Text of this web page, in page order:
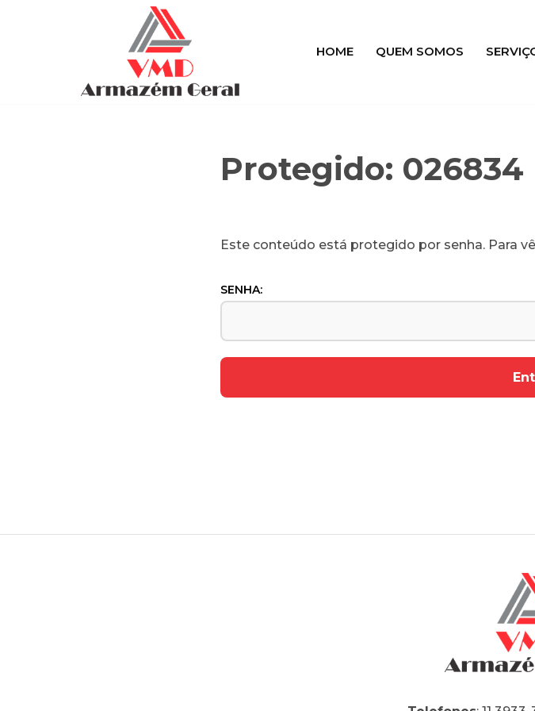
HOME QUEM SOMOS
Protegido: 026834
Este conteúdo está protegido por senha. Para
SENHA: